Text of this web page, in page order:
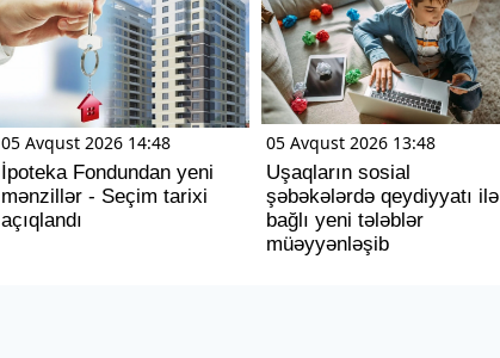
05 Avqust 2026 14:48
İpoteka Fondundan yeni
mənzillər - Seçim tarixi
açıqlandı
05 Avqust 2026 13:48
Uşaqların sosial
şəbəkələrdə qeydiyyatı ilə
bağlı yeni tələblər
müəyyənləşib